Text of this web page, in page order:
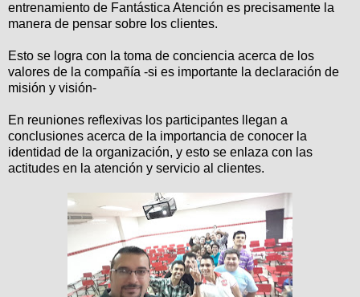
entrenamiento de Fantástica Atención es precisamente la
manera de pensar sobre los clientes.
Esto se logra con la toma de conciencia acerca de los
valores de la compañía -si es importante la declaración de
misión y visión-
En reuniones reflexivas los participantes llegan a
conclusiones acerca de la importancia de conocer la
identidad de la organización, y esto se enlaza con las
actitudes en la atención y servicio al clientes.